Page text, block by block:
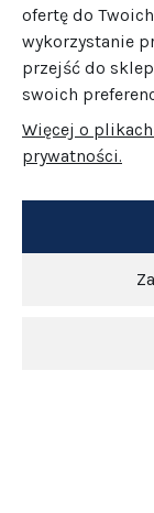
ofertę do
wykorzystanie
przejść do
swoich
Więcej o
prywatności.